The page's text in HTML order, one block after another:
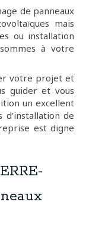
de panneaux
mais
ou installation
à votre
votre projet et
guider et vous
un excellent
de
est digne